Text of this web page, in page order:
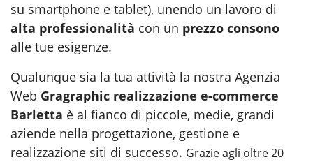
su smartphone e tablet), unendo un lavoro di
alta professionalità con un prezzo consono
alle tue esigenze.
Qualunque sia la tua attività la nostra Agenzia
Web Gragraphic realizzazione e-commerce
Barletta è al fianco di piccole, medie, grandi
aziende nella progettazione, gestione e
realizzazione siti di successo. Grazie agli oltre 20